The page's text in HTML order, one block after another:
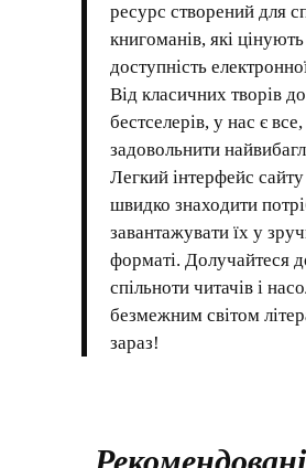
ресурс створений для
книгоманів, які цінують
доступність
Від класичних творів
бестселерів, у нас є
задовольнити
Легкий інтерфейс
швидко знаходити
завантажувати їх у
форматі. Долучайтеся
спільноти читачів і
безмежним світом
зараз!